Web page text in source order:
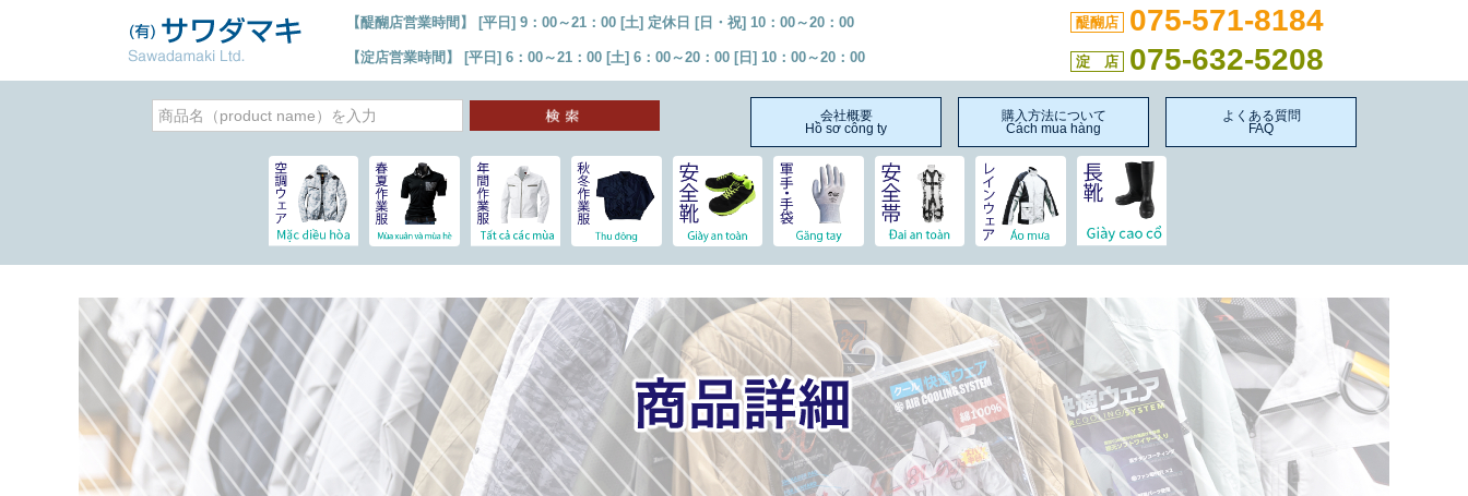
【醍醐店営業時間】 [平日] 9：00～21：00 [土] 定休日 [日・祝] 10：00～20：00
【淀店営業時間】 [平日] 6：00～21：00 [土] 6：00～20：00 [日] 10：00～20：00
醍醐店 075-571-8184
淀 店 075-632-5208
会社概要
Hồ sơ công ty
購入方法について
Cách mua hàng
よくある質問
FAQ